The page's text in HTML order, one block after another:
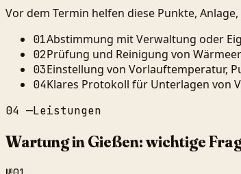
Vor dem Termin helfen diese Punkte,
01Abstimmung mit Verwaltung oder
02Prüfung und Reinigung von
03Einstellung von Vorlauftemperatur,
04Klares Protokoll für Unterlagen von
04 —Leistungen
Wartung in Gießen: wichtige